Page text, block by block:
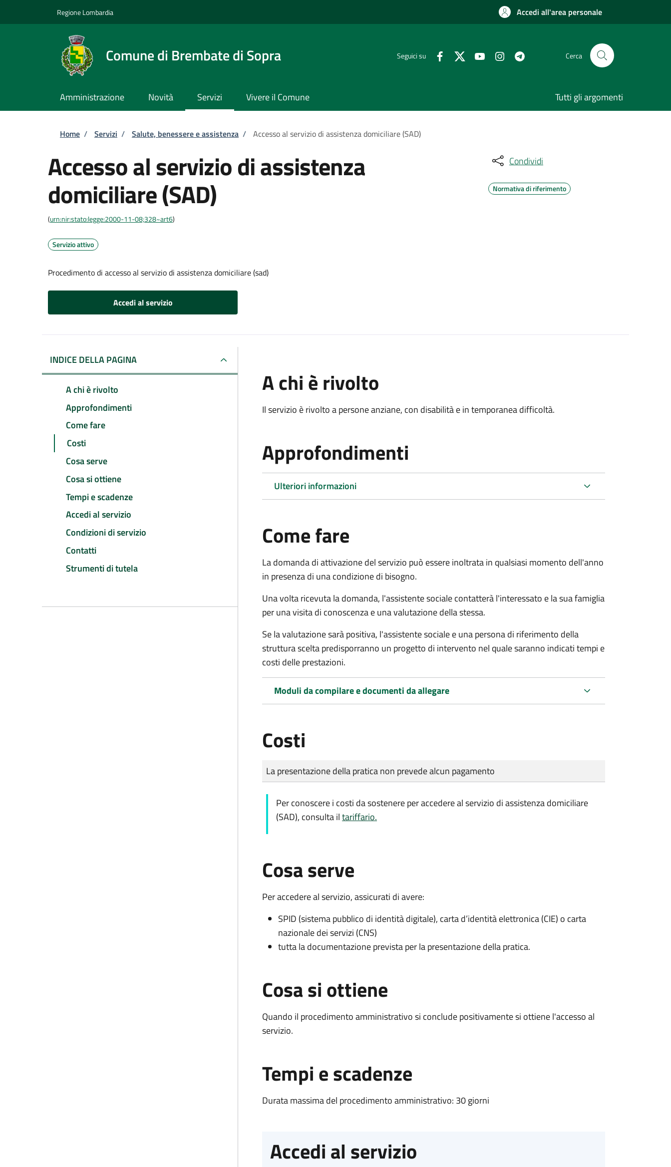
Regione Lombardia Accedi all'area personale
Comune di Brembate di Sopra Seguici su Cerca
Amministrazione Novità Servizi Vivere il Comune Tutti gli argomenti
Briciole di pane
Home / Servizi / Salute, benessere e assistenza / Accesso al servizio di assistenza domiciliare (SAD)
Accesso al servizio di assistenza
domiciliare (SAD)
(urn:nir:stato:legge:2000-11-08;328~art6)
Servizio attivo
Procedimento di accesso al servizio di assistenza domiciliare (sad)
Accedi al servizio
Condividi
Normativa di riferimento
INDICE DELLA PAGINA
A chi è rivolto
Approfondimenti
Come fare
Costi
Cosa serve
Cosa si ottiene
Tempi e scadenze
Accedi al servizio
Condizioni di servizio
Contatti
Strumenti di tutela
A chi è rivolto
Il servizio è rivolto a persone anziane, con disabilità e in temporanea difficoltà.
Approfondimenti
Ulteriori informazioni
Come fare
La domanda di attivazione del servizio può essere inoltrata in qualsiasi momento dell'anno
in presenza di una condizione di bisogno.
Una volta ricevuta la domanda, l'assistente sociale contatterà l'interessato e la sua famiglia
per una visita di conoscenza e una valutazione della stessa.
Se la valutazione sarà positiva, l'assistente sociale e una persona di riferimento della
struttura scelta predisporranno un progetto di intervento nel quale saranno indicati tempi e
costi delle prestazioni.
Moduli da compilare e documenti da allegare
Costi
Tipo di pagamento
Importo
La presentazione della pratica non prevede alcun pagamento
Per conoscere i costi da sostenere per accedere al servizio di assistenza domiciliare
(SAD), consulta iltariffario.
Cosa serve
Per accedere al servizio, assicurati di avere:
SPID (sistema pubblico di identità digitale), carta d’identità elettronica (CIE) o carta
nazionale dei servizi (CNS)
tutta la documentazione prevista per la presentazione della pratica.
Cosa si ottiene
Quando il procedimento amministrativo si conclude positivamente si ottiene l'accesso al
servizio.
Tempi e scadenze
Durata massima del procedimento amministrativo: 30 giorni
Accedi al servizio